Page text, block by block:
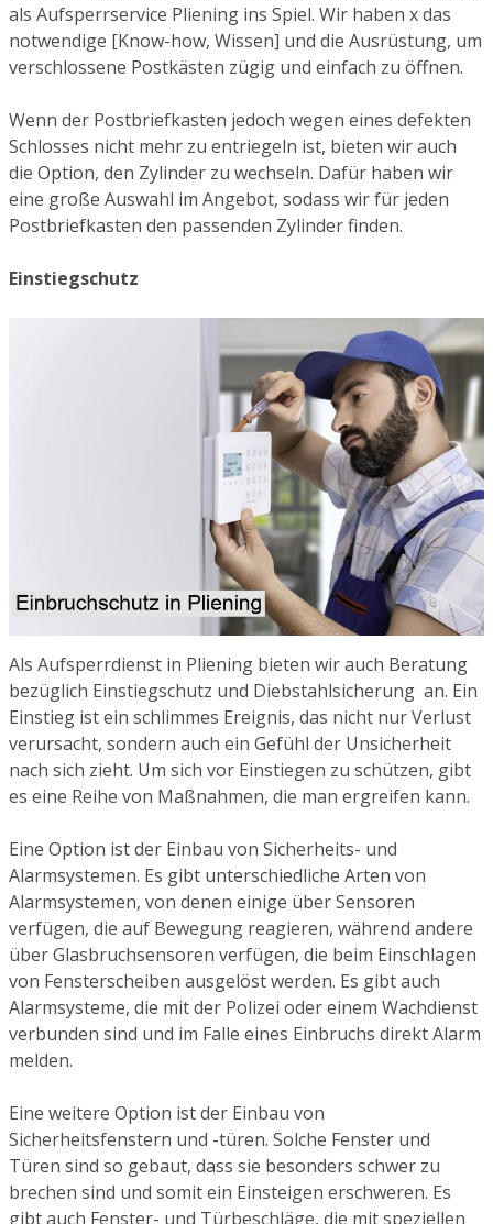
als Aufsperrservice Pliening ins Spiel. Wir haben x das
notwendige [Know-how, Wissen] und die Ausrüstung, um
verschlossene Postkästen zügig und einfach zu öffnen.
Wenn der Postbriefkasten jedoch wegen eines defekten
Schlosses nicht mehr zu entriegeln ist, bieten wir auch
die Option, den Zylinder zu wechseln. Dafür haben wir
eine große Auswahl im Angebot, sodass wir für jeden
Postbriefkasten den passenden Zylinder finden.
Einstiegschutz
Als Aufsperrdienst in Pliening bieten wir auch Beratung
bezüglich Einstiegschutz und Diebstahlsicherung an. Ein
Einstieg ist ein schlimmes Ereignis, das nicht nur Verlust
verursacht, sondern auch ein Gefühl der Unsicherheit
nach sich zieht. Um sich vor Einstiegen zu schützen, gibt
es eine Reihe von Maßnahmen, die man ergreifen kann.
Eine Option ist der Einbau von Sicherheits- und
Alarmsystemen. Es gibt unterschiedliche Arten von
Alarmsystemen, von denen einige über Sensoren
verfügen, die auf Bewegung reagieren, während andere
über Glasbruchsensoren verfügen, die beim Einschlagen
von Fensterscheiben ausgelöst werden. Es gibt auch
Alarmsysteme, die mit der Polizei oder einem Wachdienst
verbunden sind und im Falle eines Einbruchs direkt Alarm
melden.
Eine weitere Option ist der Einbau von
Sicherheitsfenstern und -türen. Solche Fenster und
Türen sind so gebaut, dass sie besonders schwer zu
brechen sind und somit ein Einsteigen erschweren. Es
gibt auch Fenster- und Türbeschläge, die mit speziellen